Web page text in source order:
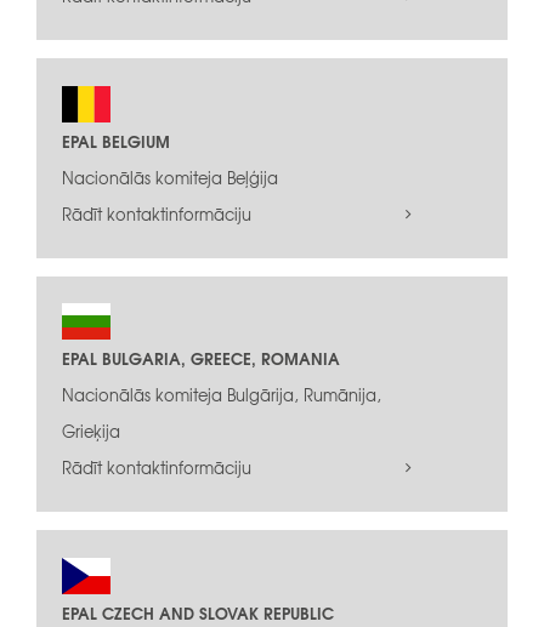
EPAL BELGIUM
Nacionālās komiteja Beļģija
Rādīt kontaktinformāciju
EPAL BULGARIA, GREECE, ROMANIA
Nacionālās komiteja Bulgārija, Rumānija,
Grieķija
Rādīt kontaktinformāciju
EPAL CZECH AND SLOVAK REPUBLIC